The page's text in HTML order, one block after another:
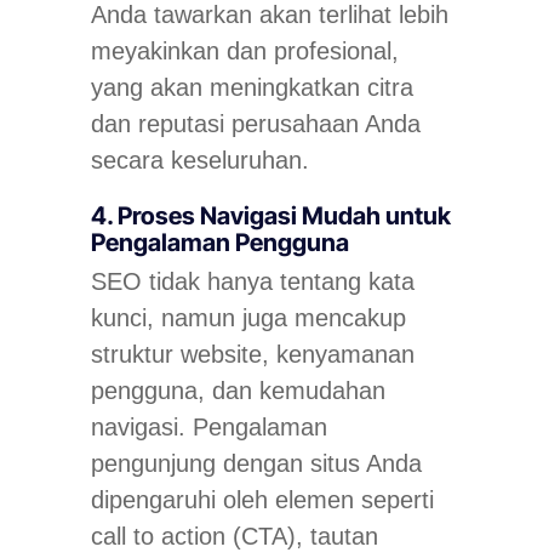
Anda tawarkan akan terlihat lebih
meyakinkan dan profesional,
yang akan meningkatkan citra
dan reputasi perusahaan Anda
secara keseluruhan.
4. Proses Navigasi Mudah untuk
Pengalaman Pengguna
SEO tidak hanya tentang kata
kunci, namun juga mencakup
struktur website, kenyamanan
pengguna, dan kemudahan
navigasi. Pengalaman
pengunjung dengan situs Anda
dipengaruhi oleh elemen seperti
call to action (CTA), tautan